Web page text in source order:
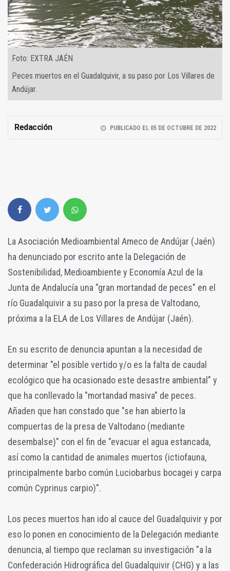
Foto: EXTRA JAÉN
Peces muertos en el Guadalquivir, a su paso por Los Villares de
Andújar.
Redacción PUBLICADO EL 05 DE OCTUBRE DE 2022
La Asociación Medioambiental Ameco de Andújar (Jaén)
ha denunciado por escrito ante la Delegación de
Sostenibilidad, Medioambiente y Economía Azul de la
Junta de Andalucía una "gran mortandad de peces" en el
río Guadalquivir a su paso por la presa de Valtodano,
próxima a la ELA de Los Villares de Andújar (Jaén).
En su escrito de denuncia apuntan a la necesidad de
determinar "el posible vertido y/o es la falta de caudal
ecológico que ha ocasionado este desastre ambiental" y
que ha conllevado la "mortandad masiva" de peces.
Añaden que han constado que "se han abierto la
compuertas de la presa de Valtodano (mediante
desembalse)" con el fin de "evacuar el agua estancada,
así como la cantidad de animales muertos (ictiofauna,
principalmente barbo común Luciobarbus bocagei y carpa
común Cyprinus carpio)".
Los peces muertos han ido al cauce del Guadalquivir y por
eso lo ponen en conocimiento de la Delegación mediante
denuncia, al tiempo que reclaman su investigación "a la
Confederación Hidrográfica del Guadalquivir (CHG) y a las